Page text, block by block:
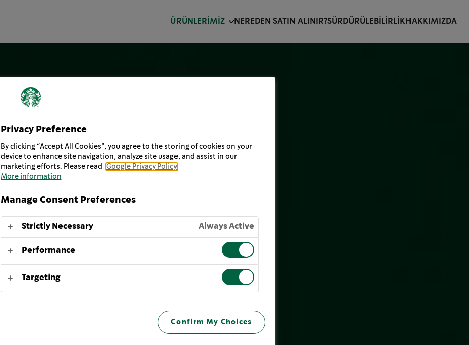
ÜRÜNLERIMIZ NEREDEN SATIN ALINIR?SÜRDÜRÜLEBILIRLIK HAKKIMIZDA
Privacy Preference
By clicking “Accept All Cookies”, you agree to the storing of cookies on your
device to enhance site navigation, analyze site usage, and assist in our
marketing efforts. Please read
Google Privacy Policy
More information
Manage Consent Preferences
Strictly Necessary Always Active
Performance
Targeting
Confirm My Choices